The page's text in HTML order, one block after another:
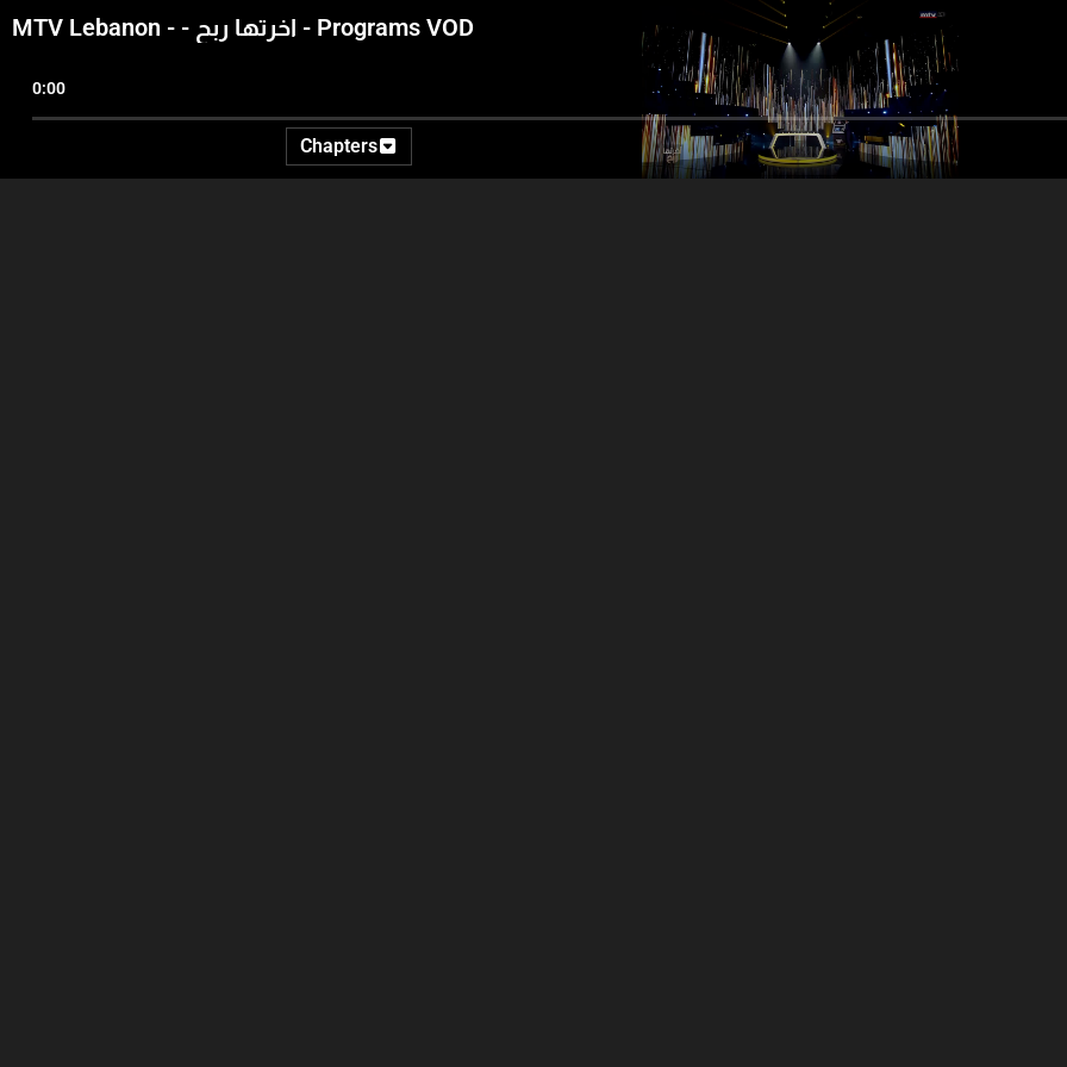
0:00
Chapters
MTV Lebanon - - اخرتها ربح - Programs VOD